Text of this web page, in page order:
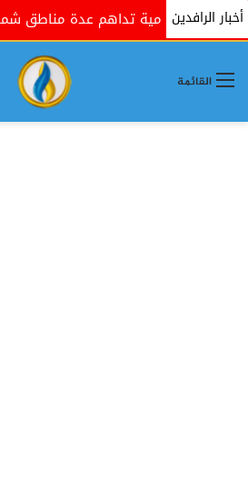
أخبار الرافدين
الحكومية تداهم عدة مناطق شمال
القائمة